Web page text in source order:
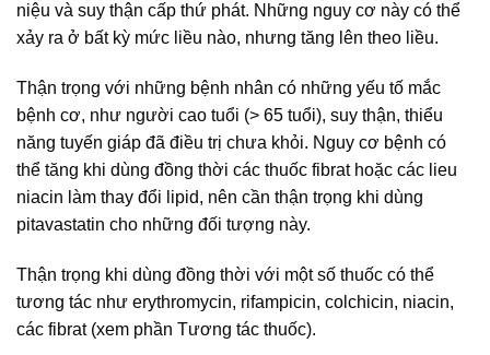
niệu và suy thận cấp thứ phát. Những nguy cơ này có thể
xảy ra ở bất kỳ mức liều nào, nhưng tăng lên theo liều.
Thận trọng với những bệnh nhân có những yếu tố mắc
bệnh cơ, như người cao tuổi (> 65 tuổi), suy thận, thiểu
năng tuyến giáp đã điều trị chưa khỏi. Nguy cơ bệnh có
thể tăng khi dùng đồng thời các thuốc fibrat hoặc các lieu
niacin làm thay đổi lipid, nên cần thận trọng khi dùng
pitavastatin cho những đối tượng này.
Thận trọng khi dùng đồng thời với một số thuốc có thể
tương tác như erythromycin, rifampicin, colchicin, niacin,
các fibrat (xem phần Tương tác thuốc).